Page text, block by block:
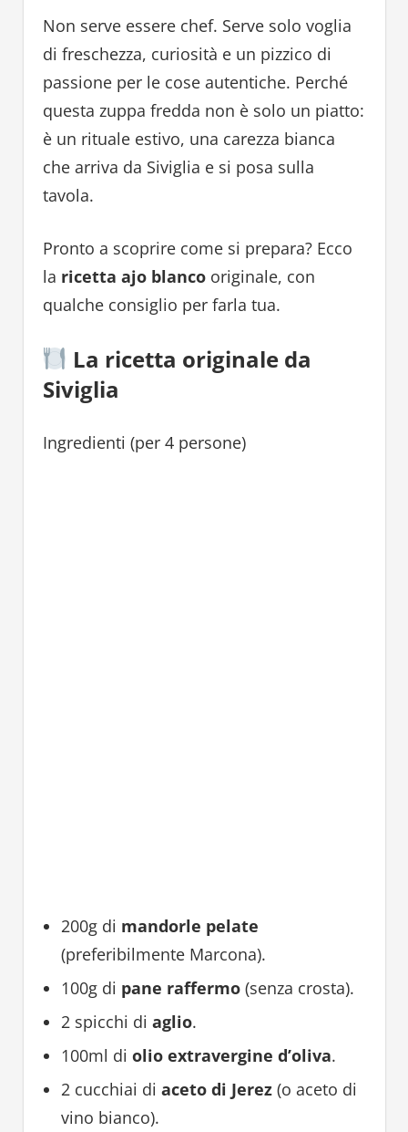
Non serve essere chef. Serve solo voglia
di freschezza, curiosità e un pizzico di
passione per le cose autentiche. Perché
questa zuppa fredda non è solo un piatto:
è un rituale estivo, una carezza bianca
che arriva da Siviglia e si posa sulla
tavola.
Pronto a scoprire come si prepara? Ecco
la ricetta ajo blancooriginale, con
qualche consiglio per farla tua.
La ricetta originale da
Siviglia
Ingredienti (per 4 persone)
200g di mandorle pelate
(preferibilmente Marcona).
100g di pane raffermo(senza crosta).
2 spicchi di aglio.
100ml di olio extravergine d’oliva.
2 cucchiai di aceto di Jerez(o aceto di
vino bianco).